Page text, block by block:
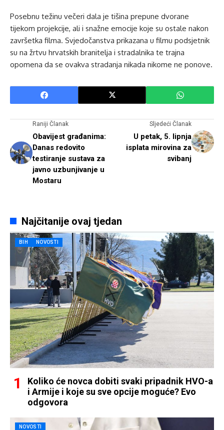
Posebnu težinu večeri dala je tišina prepune dvorane
tijekom projekcije, ali i snažne emocije koje su ostale nakon
završetka filma. Svjedočanstva prikazana u filmu podsjetnik
su na žrtvu hrvatskih branitelja i stradalnika te trajna
opomena da se ovakva stradanja nikada nikome ne ponove.
Raniji Članak
Obavijest građanima:
Danas redovito
testiranje sustava za
javno uzbunjivanje u
Mostaru
Sljedeći Članak
U petak, 5. lipnja
isplata mirovina za
svibanj
Najčitanije ovaj tjedan
BIH NOVOSTI
Koliko će novca dobiti svaki pripadnik HVO-a
i Armije i koje su sve opcije moguće? Evo
odgovora
NOVOSTI